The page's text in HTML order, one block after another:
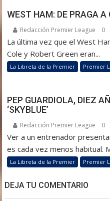
WEST HAM: DE PRAGA
Redacción Premier League 0
La última vez que el West
Cole y Robert Green eran...
La Libreta de la Premier Premier
PEP GUARDIOLA, DIEZ
‘SKYBLUE’
Redacción Premier League 0
Ver a un entrenador
es cada vez menos habitual.
La Libreta de la Premier Premier
DEJA TU COMENTARIO